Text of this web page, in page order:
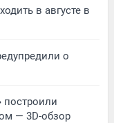
в августе в
о
построили
— 3D-обзор